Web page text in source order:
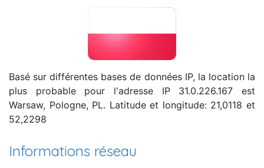
Basé sur différentes bases de données IP, la location la
plus probable pour l'adresse IP 31.0.226.167 est
Warsaw, Pologne, PL. Latitude et longitude: 21,0118 et
52,2298
Informations réseau